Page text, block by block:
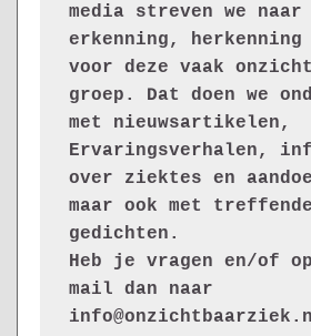
media streven we naar
erkenning,
voor deze vaak
groep. Dat doen we
met nieuwsartikelen,
Ervaringsverhalen,
over ziektes en
maar ook met treffende
gedichten.
Heb je vragen en/of
mail dan naar